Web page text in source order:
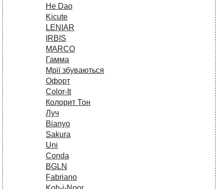
He Dao
Kicute
LENIAR
IRBIS
MARCO
Гамма
Мрії збуваються
Офорт
Сolor-It
Колорит Тон
Луч
Bianyo
Sakura
Uni
Conda
BGLN
Fabriano